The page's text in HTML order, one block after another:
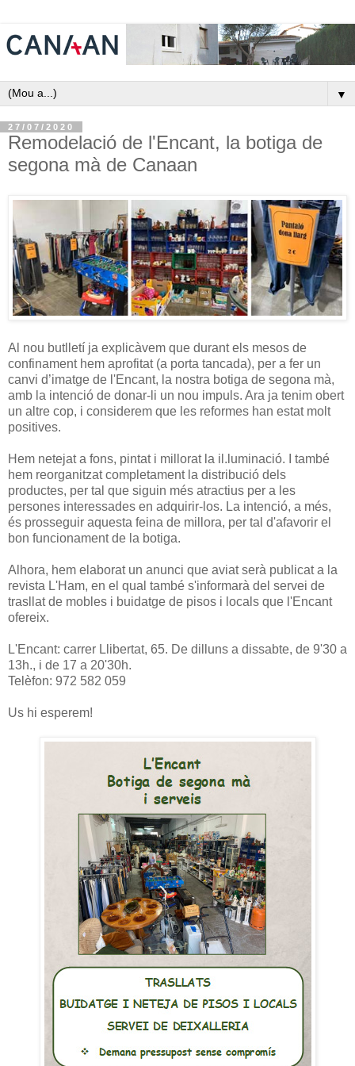
▼
27/07/2020
Remodelació de l'Encant, la botiga de
segona mà de Canaan
Al nou butlletí ja explicàvem que durant els mesos de
confinament hem aprofitat (a porta tancada), per a fer un
canvi d’imatge de l'Encant, la nostra botiga de segona mà,
amb la intenció de donar-li un nou impuls. Ara ja tenim obert
un altre cop, i considerem que les reformes han estat molt
positives.
Hem netejat a fons, pintat i millorat la il.luminació. I també
hem reorganitzat completament la distribució dels
productes, per tal que siguin més atractius per a les
persones interessades en adquirir-los. La intenció, a més,
és prosseguir aquesta feina de millora, per tal d'afavorir el
bon funcionament de la botiga.
Alhora, hem elaborat un anunci que aviat serà publicat a la
revista L'Ham, en el qual també s'informarà del servei de
trasllat de mobles i buidatge de pisos i locals que l'Encant
ofereix.
L'Encant: carrer Llibertat, 65. De dilluns a dissabte, de 9'30 a
13h., i de 17 a 20'30h.
Telèfon: 972 582 059
Us hi esperem!